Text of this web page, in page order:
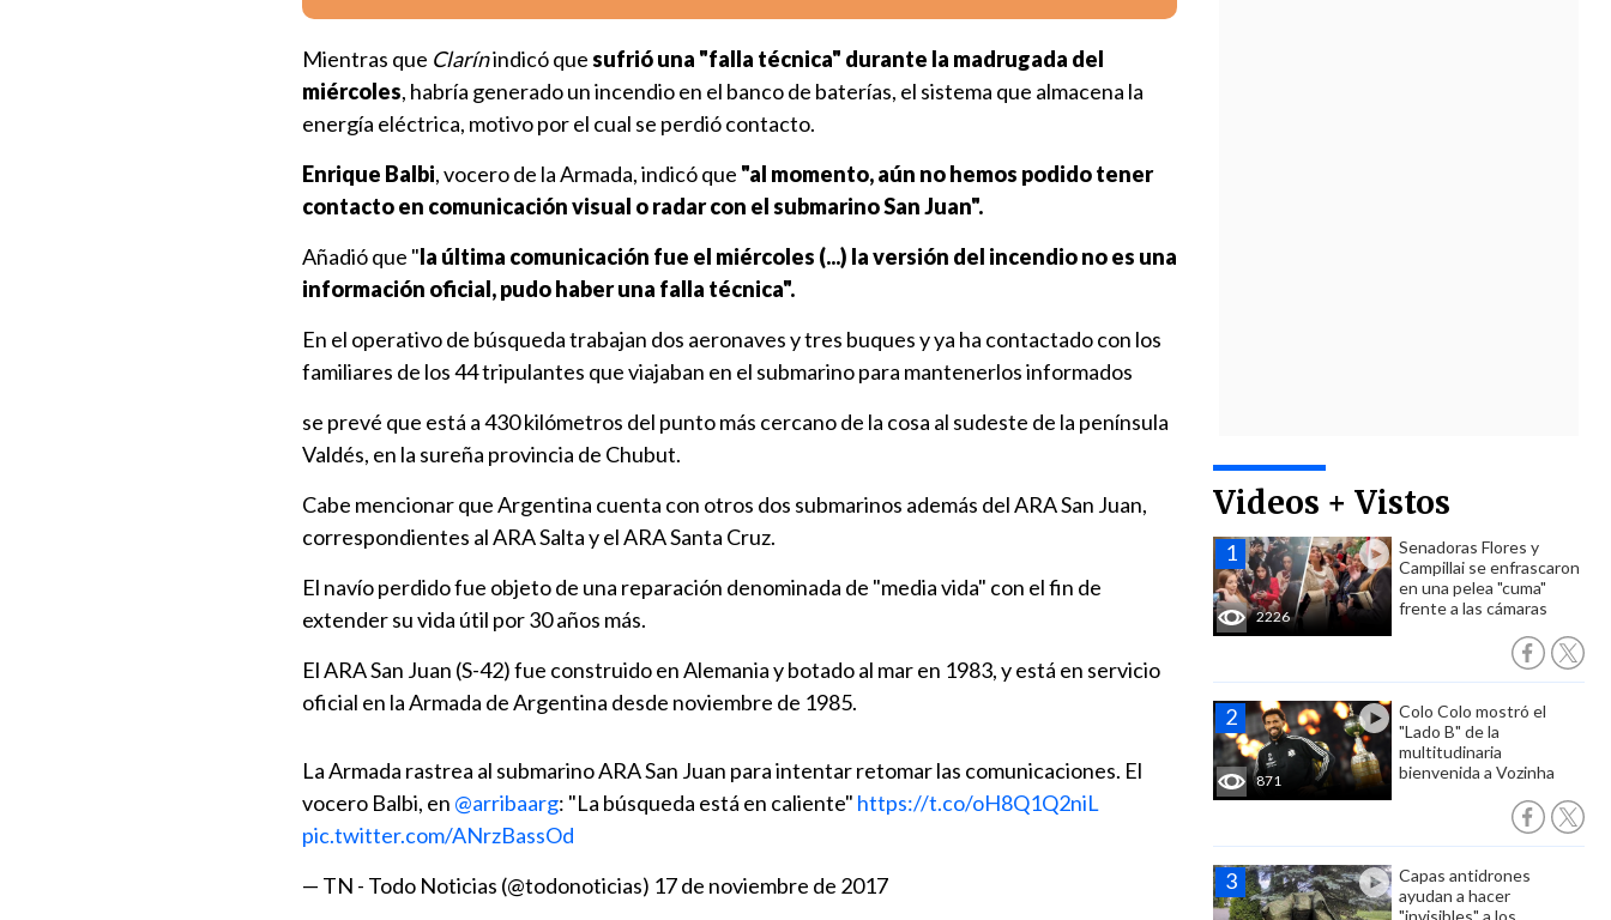
Videos + Vistos
2226
Senadoras Flores y
Campillai se enfrascaron
en una pelea "cuma"
frente a las cámaras
871
Colo Colo mostró el
"Lado B" de la
multitudinaria
bienvenida a Vozinha
Capas antidrones
ayudan a hacer
"invisibles" a los
Mientras que Clarínindicó quesufrió una "falla técnica" durante la madrugada del
miércoles, habría generado un incendio en el banco de baterías, el sistema que almacena la
energía eléctrica, motivo por el cual se perdió contacto.
Enrique Balbi, vocero de la Armada, indicó que "al momento, aún no hemos podido tener
contacto en comunicación visual o radar con el submarino San Juan".
Añadió que "la última comunicación fue el miércoles (...) la versión del incendio no es una
información oficial, pudo haber una falla técnica".
En el operativo de búsqueda trabajan dos aeronaves y tres buques y ya ha contactado con los
familiares de los 44 tripulantes que viajaban en el submarino para mantenerlos informados
se prevé que está a 430 kilómetros del punto más cercano de la cosa al sudeste de la península
Valdés, en la sureña provincia de Chubut.
Cabe mencionar que Argentina cuenta con otros dos submarinos además del ARA San Juan,
correspondientes al ARA Salta y el ARA Santa Cruz.
El navío perdido fue objeto de una reparación denominada de "media vida" con el fin de
extender su vida útil por 30 años más.
El ARA San Juan (S-42) fue construido en Alemania y botado al mar en 1983, y está en servicio
oficial en la Armada de Argentina desde noviembre de 1985.
La Armada rastrea al submarino ARA San Juan para intentar retomar las comunicaciones. El
vocero Balbi, en @arribaarg: "La búsqueda está en caliente" https://t.co/oH8Q1Q2niL
pic.twitter.com/ANrzBassOd
— TN - Todo Noticias (@todonoticias) 17 de noviembre de 2017